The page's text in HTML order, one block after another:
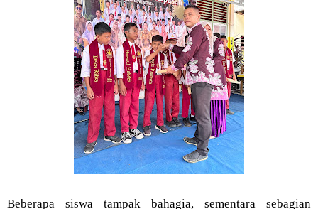
Beberapa siswa tampak bahagia, sementara sebagian